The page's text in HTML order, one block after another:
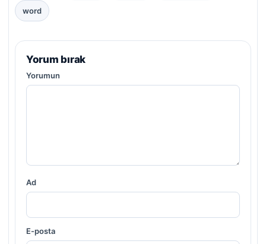
word
Yorum bırak
Yorumun
Ad
E-posta